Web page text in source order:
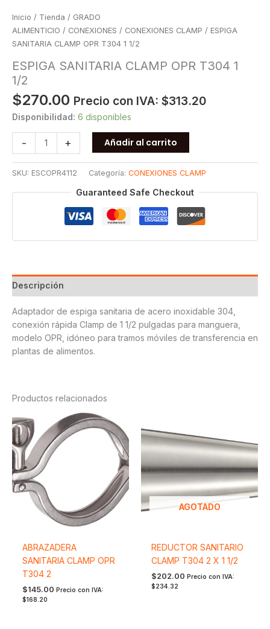
Inicio / Tienda / GRADO
ALIMENTICIO / CONEXIONES / CONEXIONES CLAMP / ESPIGA
SANITARIA CLAMP OPR T304 1 1/2
ESPIGA SANITARIA CLAMP OPR T304 1
1/2
$270.00 Precio con IVA: $313.20
Disponibilidad: 6 disponibles
-
SANITARIA
CLAMP
OPR
T304
+ Añadir al carrito
SKU: ESCOPR4112 Categoría: CONEXIONES CLAMP
Guaranteed Safe Checkout
Descripción
Adaptador de espiga sanitaria de acero inoxidable 304,
conexión rápida Clamp de 1 1/2 pulgadas para manguera,
modelo OPR, idóneo para tramos móviles de transferencia en
plantas de alimentos.
Productos relacionados
ABRAZADERA
SANITARIA CLAMP OPR
T304 2
$145.00 Precio con IVA:
$168.20
AGOTADO
REDUCTOR SANITARIO
CLAMP T304 2 X 1 1/2
$202.00 Precio con IVA:
$234.32